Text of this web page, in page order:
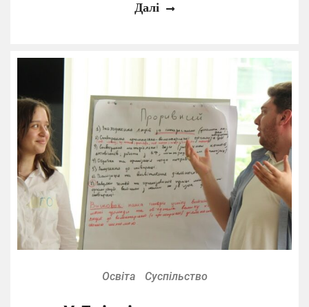
Далі
Освіта Суспільство